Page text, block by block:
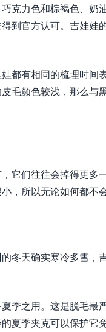
克力色和棕褐色、奶
到官方认可。吉娃娃
都有相同的梳理时间表
毛颜色较浅，那么与
它们往往会掉得更多
，所以无论如何都不
冬天确实寒冷多雪，
季之用。这是脱毛最
夏季夹克可以保护它